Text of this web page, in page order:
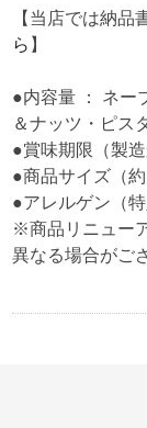
【当店では納品
ら 】
●内容量 ： ネー
＆ナッツ・ピス
●賞味期限（製
●商品サイズ（
●アレルゲン（
※商品リニュー
異なる場合がご